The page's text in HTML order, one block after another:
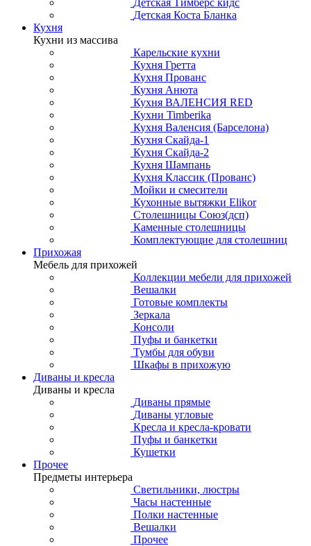
Детская Коста Бланка
Кухня
Кухни из массива
Карельские кухни
Кухня Гретта
Кухня Прованс
Кухня Анюта
Кухня ВАЛЕНСИЯ RED
Кухни Timberika
Кухня Валенсия (Барселона)
Кухня Скайда-1
Кухня Скайда-2
Кухня Шампань
Кухня Классик (Прованс)
Мойки и смесители
Кухонные вытяжки Elikor
Столешницы Союз(дсп)
Каменные столешницы
Комплектующие для столешниц
Прихожая
Мебель для прихожей
Коллекции мебели для прихожей
Вешалки
Готовые комплекты
Зеркала
Консоли
Пуфы и банкетки
Тумбы для обуви
Шкафы в прихожую
Диваны и кресла
Диваны и кресла
Диваны прямые
Диваны угловые
Кресла и кресла-кровати
Пуфы и банкетки
Кушетки
Прочее
Предметы интерьера
Светильники, люстры
Часы настенные
Полки настенные
Вешалки
Прочее